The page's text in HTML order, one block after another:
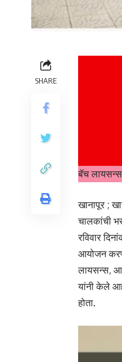
SHARE
बॅच लायसन्स
खानापूर ;
चालकांची
रविवार
आयोजन
लायसन्स,
यांनी केले
होता.